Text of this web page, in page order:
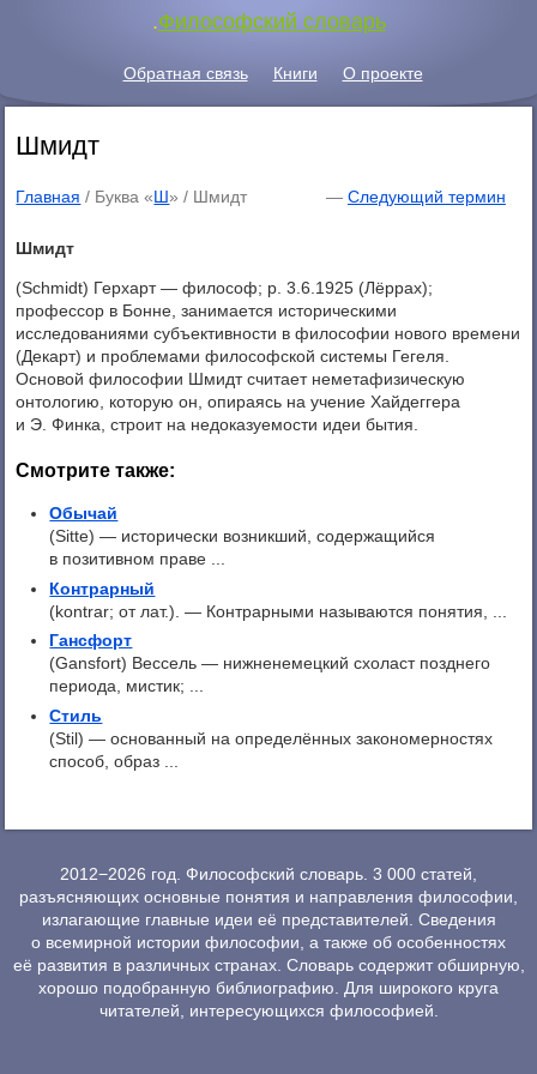
.Философский словарь
Обратная связь Книги О проекте
Шмидт
Главная / Буква «Ш» / Шмидт — Следующий термин
Шмидт
(Schmidt) Герхарт — философ; p. 3.6.1925 (Лёррах);
профессор в Бонне, занимается историческими
исследованиями субъективности в философии нового времени
(Декарт) и проблемами философской системы Гегеля.
Основой философии Шмидт считает неметафизическую
онтологию, которую он, опираясь на учение Хайдеггера
и Э. Финка, строит на недоказуемости идеи бытия.
Смотрите также:
Обычай
(Sitte) — исторически возникший, содержащийся
в позитивном праве ...
Контрарный
(kontrar; от лат.). — Контрарными называются понятия, ...
Гансфорт
(Gansfort) Вессель — нижненемецкий схоласт позднего
периода, мистик; ...
Стиль
(Stil) — основанный на определённых закономерностях
способ, образ ...
2012−2026 год. Философский словарь. 3 000 статей,
разъясняющих основные понятия и направления философии,
излагающие главные идеи её представителей. Сведения
о всемирной истории философии, а также об особенностях
её развития в различных странах. Словарь содержит обширную,
хорошо подобранную библиографию. Для широкого круга
читателей, интересующихся философией.